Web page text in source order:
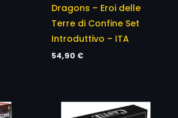
Dragons – Eroi delle
Terre di Confine Set
Introduttivo – ITA
54,90 €